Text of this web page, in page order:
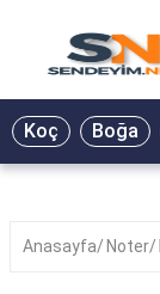
BİYOGRAFİ
GALERİ
Koç Boğa
Anasayfa Noter